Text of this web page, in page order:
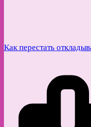
Как перестать